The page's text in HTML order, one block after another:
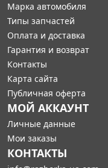
Марка автомобиля
Типы запчастей
Оплата и доставка
Гарантия и возврат
Контакты
Карта сайта
Публичная оферта
МОЙ АККАУНТ
Личные данные
Мои заказы
КОНТАКТЫ